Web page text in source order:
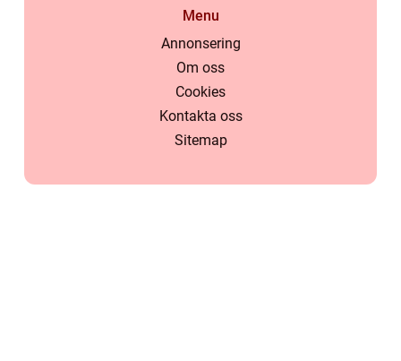
Menu
Annonsering
Om oss
Cookies
Kontakta oss
Sitemap